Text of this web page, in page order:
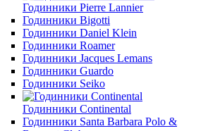
Годинники Pierre Lannier
Годинники Bigotti
Годинники Daniel Klein
Годинники Roamer
Годинники Jacques Lemans
Годинники Guardo
Годинники Seiko
Годинники Continental
Годинники Santa Barbara Polo &